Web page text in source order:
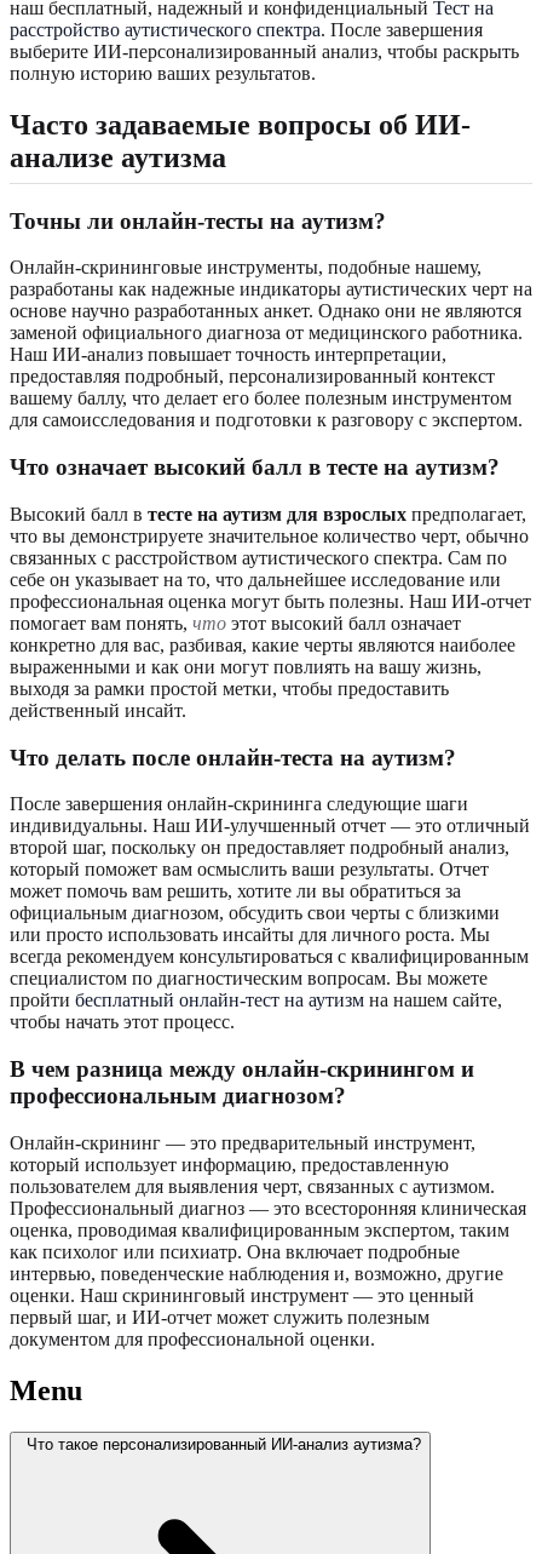
наш бесплатный, надежный и конфиденциальный Тест на
расстройство аутистического спектра. После завершения
выберите ИИ-персонализированный анализ, чтобы раскрыть
полную историю ваших результатов.
Часто задаваемые вопросы об ИИ-
анализе аутизма
Точны ли онлайн-тесты на аутизм?
Онлайн-скрининговые инструменты, подобные нашему,
разработаны как надежные индикаторы аутистических черт на
основе научно разработанных анкет. Однако они не являются
заменой официального диагноза от медицинского работника.
Наш ИИ-анализ повышает точность интерпретации,
предоставляя подробный, персонализированный контекст
вашему баллу, что делает его более полезным инструментом
для самоисследования и подготовки к разговору с экспертом.
Что означает высокий балл в тесте на аутизм?
Высокий балл в тесте на аутизм для взрослых предполагает,
что вы демонстрируете значительное количество черт, обычно
связанных с расстройством аутистического спектра. Сам по
себе он указывает на то, что дальнейшее исследование или
профессиональная оценка могут быть полезны. Наш ИИ-отчет
помогает вам понять, что этот высокий балл означает
конкретно для вас, разбивая, какие черты являются наиболее
выраженными и как они могут повлиять на вашу жизнь,
выходя за рамки простой метки, чтобы предоставить
действенный инсайт.
Что делать после онлайн-теста на аутизм?
После завершения онлайн-скрининга следующие шаги
индивидуальны. Наш ИИ-улучшенный отчет — это отличный
второй шаг, поскольку он предоставляет подробный анализ,
который поможет вам осмыслить ваши результаты. Отчет
может помочь вам решить, хотите ли вы обратиться за
официальным диагнозом, обсудить свои черты с близкими
или просто использовать инсайты для личного роста. Мы
всегда рекомендуем консультироваться с квалифицированным
специалистом по диагностическим вопросам. Вы можете
пройти бесплатный онлайн-тест на аутизм на нашем сайте,
чтобы начать этот процесс.
В чем разница между онлайн-скринингом и
профессиональным диагнозом?
Онлайн-скрининг — это предварительный инструмент,
который использует информацию, предоставленную
пользователем для выявления черт, связанных с аутизмом.
Профессиональный диагноз — это всесторонняя клиническая
оценка, проводимая квалифицированным экспертом, таким
как психолог или психиатр. Она включает подробные
интервью, поведенческие наблюдения и, возможно, другие
оценки. Наш скрининговый инструмент — это ценный
первый шаг, и ИИ-отчет может служить полезным
документом для профессиональной оценки.
Menu
Что такое персонализированный ИИ-анализ аутизма?